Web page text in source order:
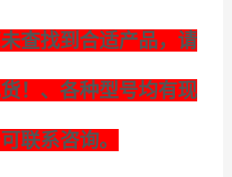
查找到合适产品，请
！、各种型号均有现
联系咨询。